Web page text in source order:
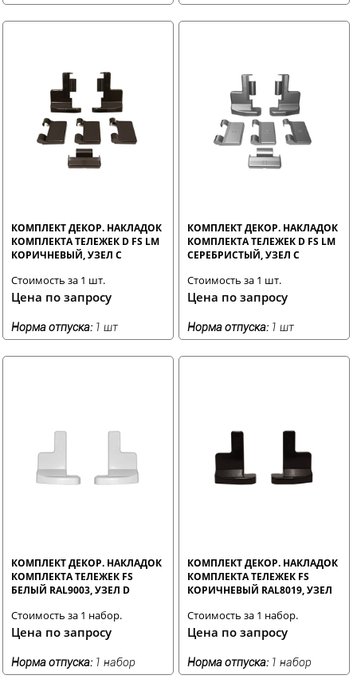
КОМПЛЕКТ ДЕКОР. НАКЛАДОК
КОМПЛЕКТА ТЕЛЕЖЕК D FS LM
КОРИЧНЕВЫЙ, УЗЕЛ С
Стоимость за 1 шт.
Цена по запросу
Норма отпуска: 1 шт
КОМПЛЕКТ ДЕКОР. НАКЛАДОК
КОМПЛЕКТА ТЕЛЕЖЕК D FS LM
СЕРЕБРИСТЫЙ, УЗЕЛ С
Стоимость за 1 шт.
Цена по запросу
Норма отпуска: 1 шт
КОМПЛЕКТ ДЕКОР. НАКЛАДОК
КОМПЛЕКТА ТЕЛЕЖЕК FS
БЕЛЫЙ RAL9003, УЗЕЛ D
Стоимость за 1 набор.
Цена по запросу
Норма отпуска: 1 набор
КОМПЛЕКТ ДЕКОР. НАКЛАДОК
КОМПЛЕКТА ТЕЛЕЖЕК FS
КОРИЧНЕВЫЙ RAL8019, УЗЕЛ
Стоимость за 1 набор.
Цена по запросу
Норма отпуска: 1 набор